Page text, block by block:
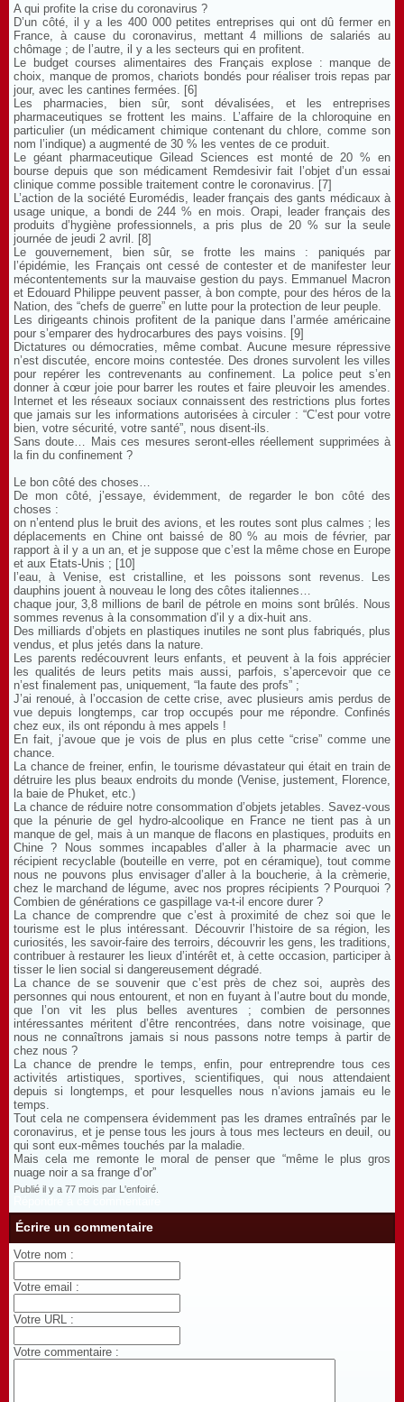
A qui profite la crise du coronavirus ?
D’un côté, il y a les 400 000 petites entreprises qui ont dû fermer en
France, à cause du coronavirus, mettant 4 millions de salariés au
chômage ; de l’autre, il y a les secteurs qui en profitent.
Le budget courses alimentaires des Français explose : manque de
choix, manque de promos, chariots bondés pour réaliser trois repas par
jour, avec les cantines fermées. [6]
Les pharmacies, bien sûr, sont dévalisées, et les entreprises
pharmaceutiques se frottent les mains. L’affaire de la chloroquine en
particulier (un médicament chimique contenant du chlore, comme son
nom l’indique) a augmenté de 30 % les ventes de ce produit.
Le géant pharmaceutique Gilead Sciences est monté de 20 % en
bourse depuis que son médicament Remdesivir fait l’objet d’un essai
clinique comme possible traitement contre le coronavirus. [7]
L’action de la société Euromédis, leader français des gants médicaux à
usage unique, a bondi de 244 % en mois. Orapi, leader français des
produits d’hygiène professionnels, a pris plus de 20 % sur la seule
journée de jeudi 2 avril. [8]
Le gouvernement, bien sûr, se frotte les mains : paniqués par
l’épidémie, les Français ont cessé de contester et de manifester leur
mécontentements sur la mauvaise gestion du pays. Emmanuel Macron
et Edouard Philippe peuvent passer, à bon compte, pour des héros de la
Nation, des “chefs de guerre” en lutte pour la protection de leur peuple.
Les dirigeants chinois profitent de la panique dans l’armée américaine
pour s’emparer des hydrocarbures des pays voisins. [9]
Dictatures ou démocraties, même combat. Aucune mesure répressive
n’est discutée, encore moins contestée. Des drones survolent les villes
pour repérer les contrevenants au confinement. La police peut s’en
donner à cœur joie pour barrer les routes et faire pleuvoir les amendes.
Internet et les réseaux sociaux connaissent des restrictions plus fortes
que jamais sur les informations autorisées à circuler : “C’est pour votre
bien, votre sécurité, votre santé”, nous disent-ils.
Sans doute… Mais ces mesures seront-elles réellement supprimées à
la fin du confinement ?
Le bon côté des choses…
De mon côté, j’essaye, évidemment, de regarder le bon côté des
choses :
on n’entend plus le bruit des avions, et les routes sont plus calmes ; les
déplacements en Chine ont baissé de 80 % au mois de février, par
rapport à il y a un an, et je suppose que c’est la même chose en Europe
et aux Etats-Unis ; [10]
l’eau, à Venise, est cristalline, et les poissons sont revenus. Les
dauphins jouent à nouveau le long des côtes italiennes…
chaque jour, 3,8 millions de baril de pétrole en moins sont brûlés. Nous
sommes revenus à la consommation d’il y a dix-huit ans.
Des milliards d’objets en plastiques inutiles ne sont plus fabriqués, plus
vendus, et plus jetés dans la nature.
Les parents redécouvrent leurs enfants, et peuvent à la fois apprécier
les qualités de leurs petits mais aussi, parfois, s’apercevoir que ce
n’est finalement pas, uniquement, “la faute des profs” ;
J’ai renoué, à l’occasion de cette crise, avec plusieurs amis perdus de
vue depuis longtemps, car trop occupés pour me répondre. Confinés
chez eux, ils ont répondu à mes appels !
En fait, j’avoue que je vois de plus en plus cette “crise” comme une
chance.
La chance de freiner, enfin, le tourisme dévastateur qui était en train de
détruire les plus beaux endroits du monde (Venise, justement, Florence,
la baie de Phuket, etc.)
La chance de réduire notre consommation d’objets jetables. Savez-vous
que la pénurie de gel hydro-alcoolique en France ne tient pas à un
manque de gel, mais à un manque de flacons en plastiques, produits en
Chine ? Nous sommes incapables d’aller à la pharmacie avec un
récipient recyclable (bouteille en verre, pot en céramique), tout comme
nous ne pouvons plus envisager d’aller à la boucherie, à la crèmerie,
chez le marchand de légume, avec nos propres récipients ? Pourquoi ?
Combien de générations ce gaspillage va-t-il encore durer ?
La chance de comprendre que c’est à proximité de chez soi que le
tourisme est le plus intéressant. Découvrir l’histoire de sa région, les
curiosités, les savoir-faire des terroirs, découvrir les gens, les traditions,
contribuer à restaurer les lieux d’intérêt et, à cette occasion, participer à
tisser le lien social si dangereusement dégradé.
La chance de se souvenir que c’est près de chez soi, auprès des
personnes qui nous entourent, et non en fuyant à l’autre bout du monde,
que l’on vit les plus belles aventures ; combien de personnes
intéressantes méritent d’être rencontrées, dans notre voisinage, que
nous ne connaîtrons jamais si nous passons notre temps à partir de
chez nous ?
La chance de prendre le temps, enfin, pour entreprendre tous ces
activités artistiques, sportives, scientifiques, qui nous attendaient
depuis si longtemps, et pour lesquelles nous n’avions jamais eu le
temps.
Tout cela ne compensera évidemment pas les drames entraînés par le
coronavirus, et je pense tous les jours à tous mes lecteurs en deuil, ou
qui sont eux-mêmes touchés par la maladie.
Mais cela me remonte le moral de penser que “même le plus gros
nuage noir a sa frange d’or”
Publié il y a 77 mois par L'enfoiré.
Écrire un commentaire
Votre nom :
Votre email :
Votre URL :
Votre commentaire :